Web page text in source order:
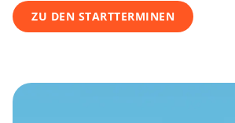
ZU DEN STARTTERMINEN